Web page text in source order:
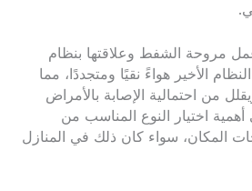
مروحة الشفط وعلاقتها بنظام
الأخير هواءً نقيًا ومتجددًا، مما
من احتمالية الإصابة بالأمراض
أهمية اختيار النوع المناسب من
المكان، سواء كان ذلك في المنازل